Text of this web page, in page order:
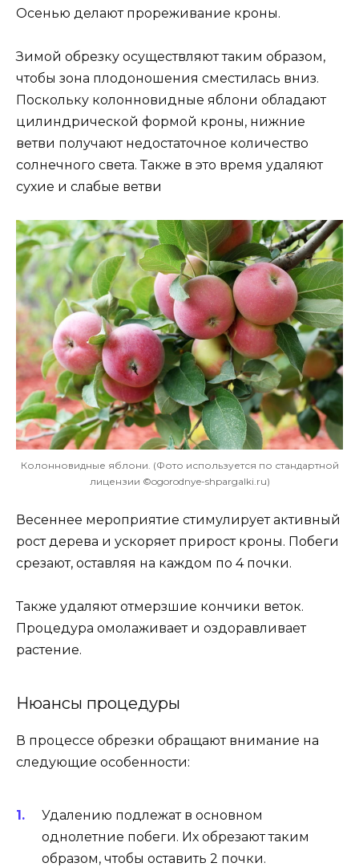
Осенью делают прореживание кроны.
Зимой обрезку осуществляют таким образом,
чтобы зона плодоношения сместилась вниз.
Поскольку колонновидные яблони обладают
цилиндрической формой кроны, нижние
ветви получают недостаточное количество
солнечного света. Также в это время удаляют
сухие и слабые ветви
Колонновидные яблони. (Фото используется по стандартной
лицензии ©ogorodnye-shpargalki.ru)
Весеннее мероприятие стимулирует активный
рост дерева и ускоряет прирост кроны. Побеги
срезают, оставляя на каждом по 4 почки.
Также удаляют отмерзшие кончики веток.
Процедура омолаживает и оздоравливает
растение.
Нюансы процедуры
В процессе обрезки обращают внимание на
следующие особенности:
Удалению подлежат в основном
однолетние побеги. Их обрезают таким
образом, чтобы оставить 2 почки.